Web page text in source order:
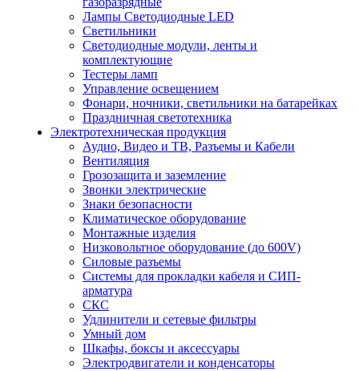
Лампы Светодиодные LED
Светильники
Светодиодные модули, ленты и
комплектующие
Тестеры ламп
Управление освещением
Фонари, ночники, светильники на батарейках
Праздничная светотехника
Электротехническая продукция
Аудио, Видео и ТВ, Разъемы и Кабели
Вентиляция
Грозозащита и заземление
Звонки электрические
Знаки безопасности
Климатическое оборудование
Монтажные изделия
Низковольтное оборудование (до 600V)
Силовые разъемы
Системы для прокладки кабеля и СИП-
арматура
СКС
Удлинители и сетевые фильтры
Умный дом
Шкафы, боксы и аксессуары
Электродвигатели и конденсаторы